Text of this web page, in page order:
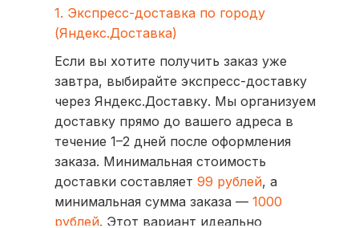
1. Экспресс-доставка по городу
(Яндекс.Доставка)
Если вы хотите получить заказ уже
завтра, выбирайте экспресс-доставку
через Яндекс.Доставку. Мы организуем
доставку прямо до вашего адреса в
течение 1–2 дней после оформления
заказа. Минимальная стоимость
доставки составляет 99 рублей, а
минимальная сумма заказа — 1000
рублей. Этот вариант идеально